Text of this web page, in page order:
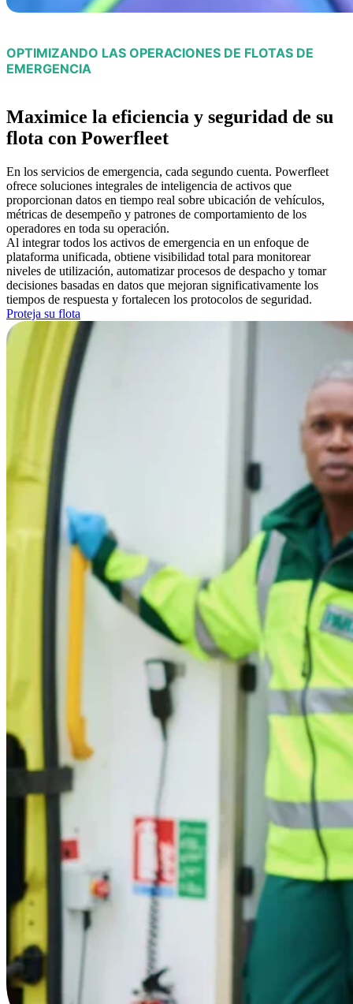
OPTIMIZANDO LAS OPERACIONES DE FLOTAS DE
EMERGENCIA
Maximice la eficiencia y seguridad de su
flota con Powerfleet
En los servicios de emergencia, cada segundo cuenta. Powerfleet
ofrece soluciones integrales de inteligencia de activos que
proporcionan datos en tiempo real sobre ubicación de vehículos,
métricas de desempeño y patrones de comportamiento de los
operadores en toda su operación.
Al integrar todos los activos de emergencia en un enfoque de
plataforma unificada, obtiene visibilidad total para monitorear
niveles de utilización, automatizar procesos de despacho y tomar
decisiones basadas en datos que mejoran significativamente los
tiempos de respuesta y fortalecen los protocolos de seguridad.
Proteja su flota